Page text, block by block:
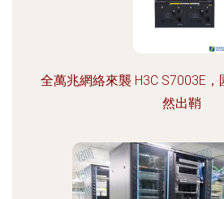
全萬兆網絡來襲 H3C S7003E
然出鞘